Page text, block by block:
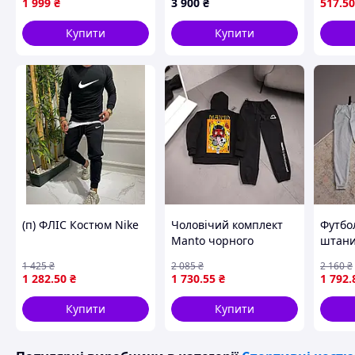
Купити
Купити
та
(п) ФЛІС Костюм Nike
1 282.50 ₴
1 425₴
Купити
Чоловічий комплект
Manto чорного
штанами принт демон
Манто ART0098
1 730.55 ₴
2 085₴
Купити
1 792
2 160₴